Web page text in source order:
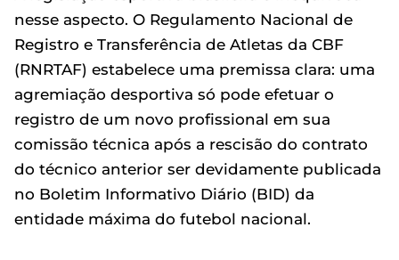
nesse aspecto. O Regulamento Nacional de
Registro e Transferência de Atletas da CBF
(RNRTAF) estabelece uma premissa clara: uma
agremiação desportiva só pode efetuar o
registro de um novo profissional em sua
comissão técnica após a rescisão do contrato
do técnico anterior ser devidamente publicada
no Boletim Informativo Diário (BID) da
entidade máxima do futebol nacional.